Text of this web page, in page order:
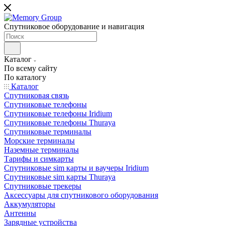
Спутниковое оборудование и навигация
Каталог
По всему сайту
По каталогу
Каталог
Спутниковая связь
Спутниковые телефоны
Спутниковые телефоны Iridium
Спутниковые телефоны Thuraya
Спутниковые терминалы
Морские терминалы
Наземные терминалы
Тарифы и симкарты
Спутниковые sim карты и ваучеры Iridium
Спутниковые sim карты Thuraya
Спутниковые трекеры
Аксессуары для спутникового оборудования
Аккумуляторы
Антенны
Зарядные устройства